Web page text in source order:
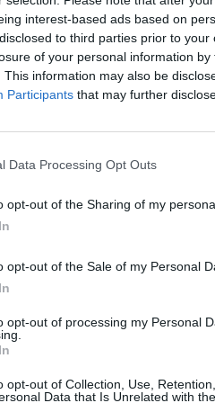
interest-based ads based on
to third parties prior to
of your personal information
This information may also be
Participants that may further
Data Processing Opt Outs
opt-out of the Sharing of my
opt-out of the Sale of my Personal
opt-out of processing my Personal
opt-out of Collection, Use,
Data that Is Unrelated with
eladja a Castrol
befektetési
és tovább haladva 20
a választ a befektetőket
évek nyertesei, mire
érdemes portfóliót építeni
tartalmazza:
cikkarchívum